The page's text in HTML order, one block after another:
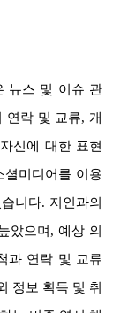
뉴스 및 이슈 관
연락 및 교류, 개
신에 대한 표현
셜미디어를 이용
니다. 지인과의
았으며, 예상 의
과 연락 및 교류
정보 획득 및 취